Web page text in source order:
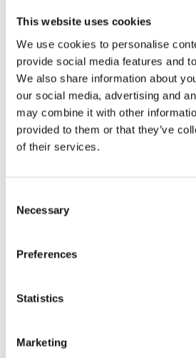
This website uses cookies
We use cookies to personalise
provide social media features and
We also share information about
our social media, advertising and
may combine it with other
provided to them or that they’ve
of their services.
Selection
Necessary
Preferences
Statistics
Marketing
“Derechos”